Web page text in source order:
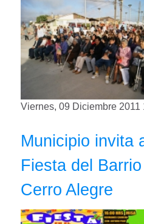
Viernes, 09 Diciembre 2011
Municipio invita
Fiesta del
Cerro Alegre